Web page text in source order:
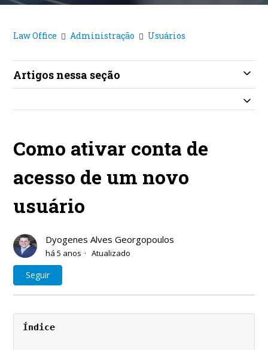
Law Office Administração Usuários
Artigos nessa seção
Como ativar conta de
acesso de um novo
usuário
Dyogenes Alves Georgopoulos
há 5 anos Atualizado
Seguir
Índice